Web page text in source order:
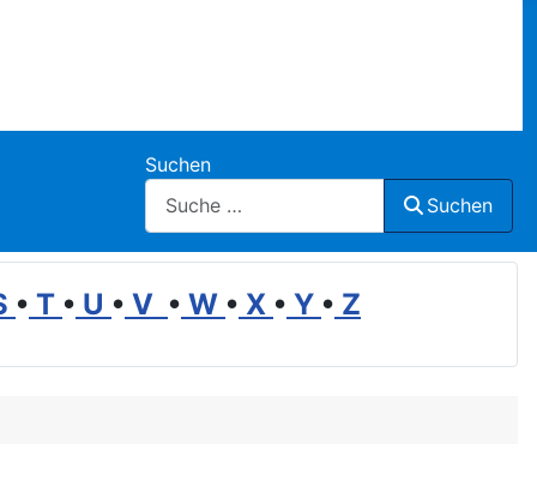
Suchen
Suchen
• T • U • V • W • X • Y • Z